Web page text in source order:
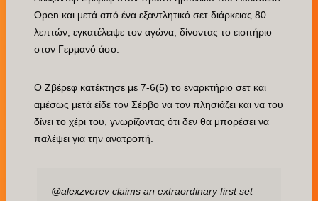
Open και μετά από ένα εξαντλητικό σετ διάρκειας 80
λεπτών, εγκατέλειψε τον αγώνα, δίνοντας το εισιτήριο
στον Γερμανό άσο.
Ο Ζβέρεφ κατέκτησε με 7-6(5) το εναρκτήριο σετ και
αμέσως μετά είδε τον Σέρβο να τον πλησιάζει και να του
δίνει το χέρι του, γνωρίζοντας ότι δεν θα μπορέσει να
παλέψει για την ανατροπή.
@alexzverevclaims an extraordinary first set –